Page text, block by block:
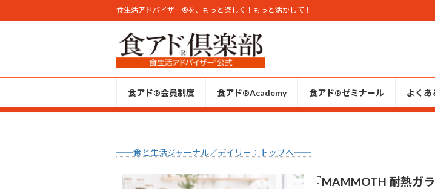
ン
へ
キ
ビ
ョ
に
食生活アドバイザー®︎を、もっと楽しく！もっと活かして！
食アド®会員制度 食アド®︎Academy 食アド®ゼミナール よくあ
──食と生活ジャーナル／デイリー：トップへ──
『MAMMOTH 耐熱ガ